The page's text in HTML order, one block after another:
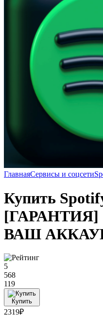
ГлавнаяСервисы и соцсети
Купить
[ГАРАНТИЯ]
ВАШ
5
568
119
Купить
2319₽